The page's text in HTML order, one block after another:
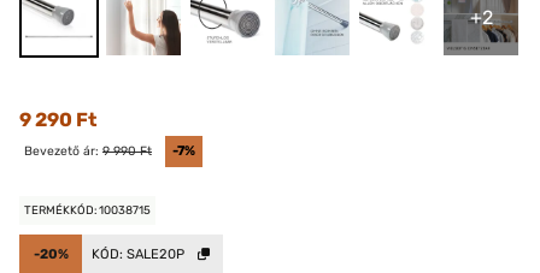
+2
9 290 Ft
Bevezető ár: 9 990 Ft -7%
TERMÉKKÓD: 10038715
-20% KÓD: SALE20P